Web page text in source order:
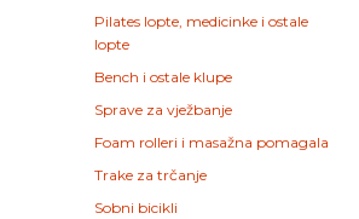
Pilates lopte, medicinke i ostale
lopte
Bench i ostale klupe
Sprave za vježbanje
Foam rolleri i masažna pomagala
Trake za trčanje
Sobni bicikli